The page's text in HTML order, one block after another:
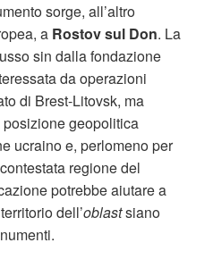
sorge, all’altro
a Rostov sul Don. La
sin dalla fondazione
da operazioni
di Brest-Litovsk, ma
posizione geopolitica
ucraino e, perlomeno per
regione del
potrebbe aiutare a
dell’oblastsiano